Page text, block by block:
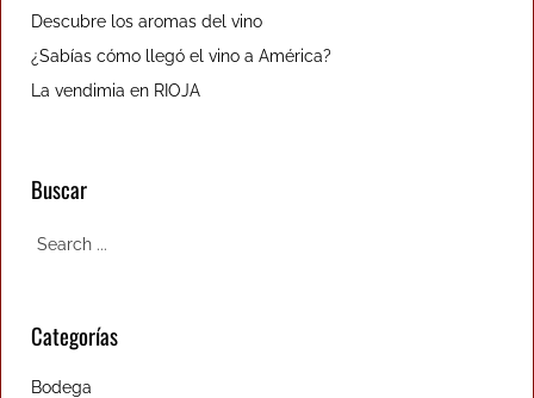
Descubre los aromas del vino
¿Sabías cómo llegó el vino a América?
La vendimia en RIOJA
Buscar
Categorías
Bodega